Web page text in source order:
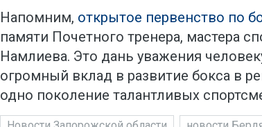
Напомним, открытое первенство по
памяти Почетного тренера, мастера
Намлиева. Это дань уважения
огромный вклад в развитие бокса в
одно поколение талантливых